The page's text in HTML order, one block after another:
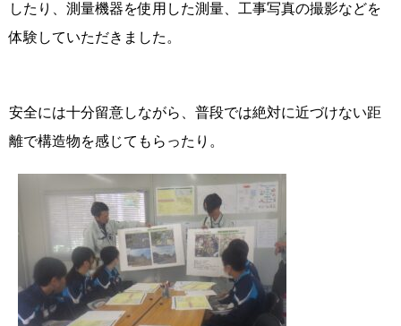
したり、測量機器を使用した測量、工事写真の撮影などを
体験していただきました。
安全には十分留意しながら、普段では絶対に近づけない距
離で構造物を感じてもらったり。